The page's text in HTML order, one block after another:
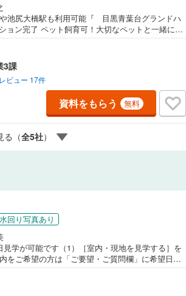
池尻大橋駅も利用可能『 目黒青葉台グランドハ
なペットと一緒に暮
チン キレイなお水がいつでも安心して飲める浄水
ー付！採光・風通し良好 留守中も荷物を受け取
有～東京、川崎エリアの「住まい」探しに確かな
田東京ならではの高品質なサービスをお届けしま
ます。 住宅ローンのご相談 FPによるライフプラ
よりお問い合わせの際は「Yahoo！不動産を見
をもらう】【室内・現地を見学する】ボタンより
でお手伝いさせていただきます。お会いできる日
3課
ビュー 17件
資料をもらう 無料
る（全5社）
水回り写真あり
学が可能です（1）［室内・現地を見学する］を
をご希望の方は「ご要望・ご質問欄」に希望日時
ン対象店舗】当店で物件を成約するとPayPayポイ
産 物件ご成約キャンペーン」の対象になりま
札幌市営地下鉄東西線(82)
東京メトロ南北線 (612)
都営三田線
横浜市営地下鉄ブルーライン(731)
名古屋市営地下鉄名城線(397)
名古屋市営地下鉄上飯田線
OsakaMetro御堂筋線( 448)